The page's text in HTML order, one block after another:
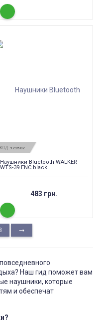
КОД: 922582
Наушники Bluetooth WALKER
WTS-39 ENC black
483 грн.
→
Наш гид поможет вам
наушники, которые
и обеспечат